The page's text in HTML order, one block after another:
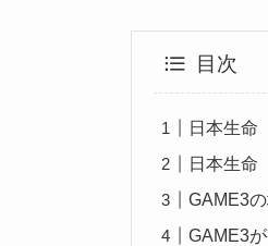
目次
日本生
日本生
GAME3
GAME3